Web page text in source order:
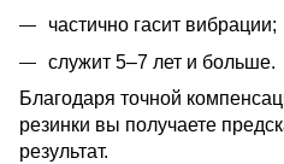
частично гасит вибрации;
служит 5–7 лет и больше.
Благодаря точной
резинки вы получаете
результат.